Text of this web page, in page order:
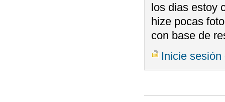
los dias estoy
hize pocas
con base de
Inicie sesión